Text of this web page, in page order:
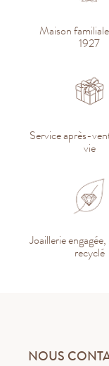
Maison
1927
Service après-
vie
Joaillerie
recyclé
NOUS